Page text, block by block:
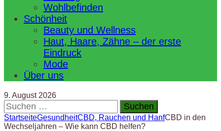
Wohlbefinden
Schönheit
Beauty und Wellness
Haut, Haare, Zähne – der erste
Eindruck
Mode
Über uns
9. August 2026
Suchen
nach:
StartseiteGesundheitCBD, Rauchen und HanfCBD in den
Wechseljahren – Wie kann CBD helfen?